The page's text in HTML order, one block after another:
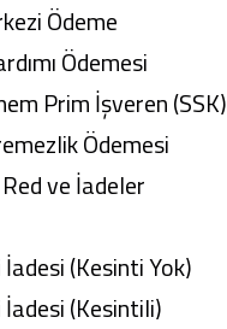
Ödeme
Ödemesi
Prim İşveren (SSK)
Ödemesi
ve İadeler
(Kesinti Yok)
(Kesintili)